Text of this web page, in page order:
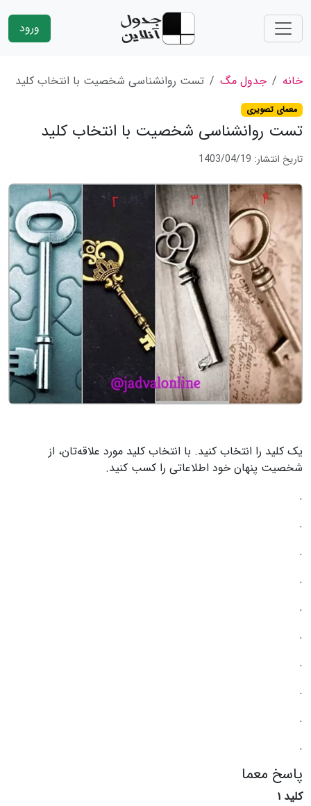
ورود
خانه جدول مگ تست روانشناسی شخصیت با انتخاب کلید
معمای تصویری
تست روانشناسی شخصیت با انتخاب کلید
تاریخ انتشار: 1403/04/19
یک کلید را انتخاب کنید. با انتخاب کلید مورد علاقه‌تان، از
شخصیت پنهان خود اطلاعاتی را کسب کنید.
.
.
.
.
.
.
.
.
.
.
پاسخ معما
کلید ۱